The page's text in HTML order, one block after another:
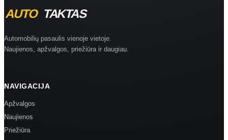
Automobilių pasaulis vienoje vietoje.
Naujienos, apžvalgos, priežiūra ir daugiau.
NAVIGACIJA
Apžvalgos
Naujienos
Priežiūra